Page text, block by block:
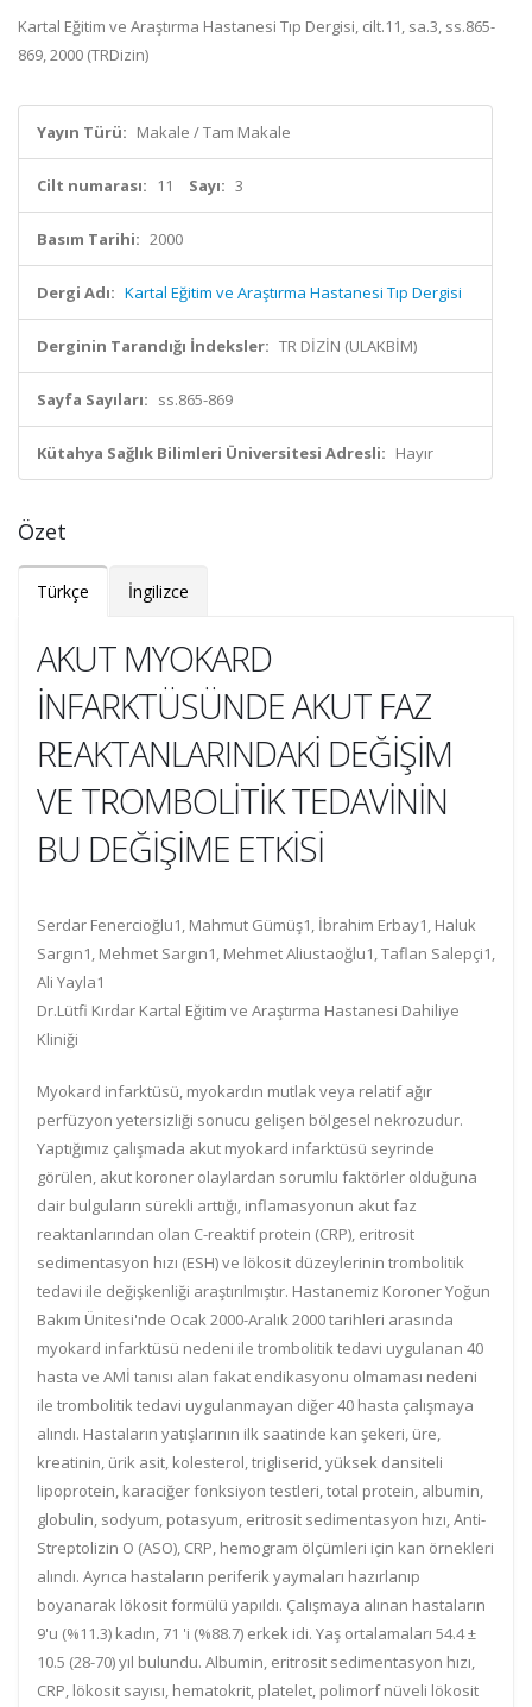
Kartal Eğitim ve Araştırma Hastanesi Tıp Dergisi, cilt.11, sa.3, ss.865-
869, 2000 (TRDizin)
Yayın Türü: Makale / Tam Makale
Cilt numarası: 11 Sayı: 3
Basım Tarihi: 2000
Dergi Adı: Kartal Eğitim ve Araştırma Hastanesi Tıp Dergisi
Derginin Tarandığı İndeksler: TR DİZİN (ULAKBİM)
Sayfa Sayıları: ss.865-869
Kütahya Sağlık Bilimleri Üniversitesi Adresli: Hayır
Özet
Türkçe İngilizce
AKUT MYOKARD
İNFARKTÜSÜNDE AKUT FAZ
REAKTANLARINDAKİ DEĞİŞİM
VE TROMBOLİTİK TEDAVİNİN
BU DEĞİŞİME ETKİSİ
Serdar Fenercioğlu1, Mahmut Gümüş1, İbrahim Erbay1, Haluk
Sargın1, Mehmet Sargın1, Mehmet Aliustaoğlu1, Taflan Salepçi1,
Ali Yayla1
Dr.Lütfi Kırdar Kartal Eğitim ve Araştırma Hastanesi Dahiliye
Kliniği
Myokard infarktüsü, myokardın mutlak veya relatif ağır
perfüzyon yetersizliği sonucu gelişen bölgesel nekrozudur.
Yaptığımız çalışmada akut myokard infarktüsü seyrinde
görülen, akut koroner olaylardan sorumlu faktörler olduğuna
dair bulguların sürekli arttığı, inflamasyonun akut faz
reaktanlarından olan C-reaktif protein (CRP), eritrosit
sedimentasyon hızı (ESH) ve lökosit düzeylerinin trombolitik
tedavi ile değişkenliği araştırılmıştır. Hastanemiz Koroner Yoğun
Bakım Ünitesi'nde Ocak 2000-Aralık 2000 tarihleri arasında
myokard infarktüsü nedeni ile trombolitik tedavi uygulanan 40
hasta ve AMİ tanısı alan fakat endikasyonu olmaması nedeni
ile trombolitik tedavi uygulanmayan diğer 40 hasta çalışmaya
alındı. Hastaların yatışlarının ilk saatinde kan şekeri, üre,
kreatinin, ürik asit, kolesterol, trigliserid, yüksek dansiteli
lipoprotein, karaciğer fonksiyon testleri, total protein, albumin,
globulin, sodyum, potasyum, eritrosit sedimentasyon hızı, Anti-
Streptolizin O (ASO), CRP, hemogram ölçümleri için kan örnekleri
alındı. Ayrıca hastaların periferik yaymaları hazırlanıp
boyanarak lökosit formülü yapıldı. Çalışmaya alınan hastaların
9'u (%11.3) kadın, 71 'i (%88.7) erkek idi. Yaş ortalamaları 54.4 ±
10.5 (28-70) yıl bulundu. Albumin, eritrosit sedimentasyon hızı,
CRP, lökosit sayısı, hematokrit, platelet, polimorf nüveli lökosit